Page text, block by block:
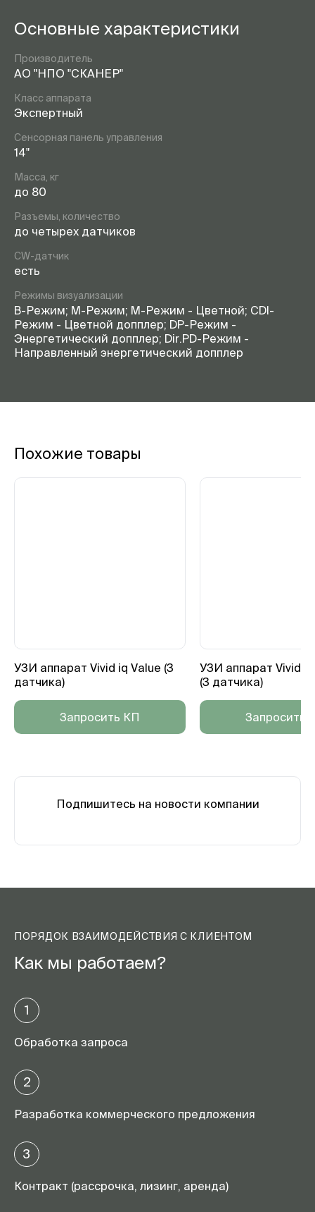
Основные характеристики
Производитель
АО "НПО "СКАНЕР"
Класс аппарата
Экспертный
Сенсорная панель управления
14"
Масса, кг
до 80
Разъемы, количество
до четырех датчиков
CW-датчик
есть
Режимы визуализации
B-Режим; M-Режим; M-Режим - Цветной; CDI-
Режим - Цветной допплер; DP-Режим -
Энергетический допплер; Dir.PD-Режим -
Направленный энергетический допплер
Похожие товары
УЗИ аппарат Vivid iq Value (3
датчика)
Запросить КП
УЗИ аппарат Vivid
(3 датчика)
Запросить
Подпишитесь на новости компании
ПОРЯДОК ВЗАИМОДЕЙСТВИЯ С КЛИЕНТОМ
Как мы работаем?
1
Обработка запроса
2
Разработка коммерческого предложения
3
Контракт (рассрочка, лизинг, аренда)